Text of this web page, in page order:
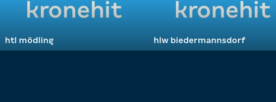
htl mödling hlw biedermannsdorf